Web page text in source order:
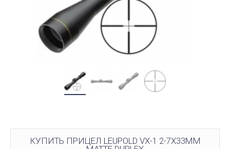
КУПИТЬ ПРИЦЕЛ LEUPOLD VX-1 2-7Х33MM